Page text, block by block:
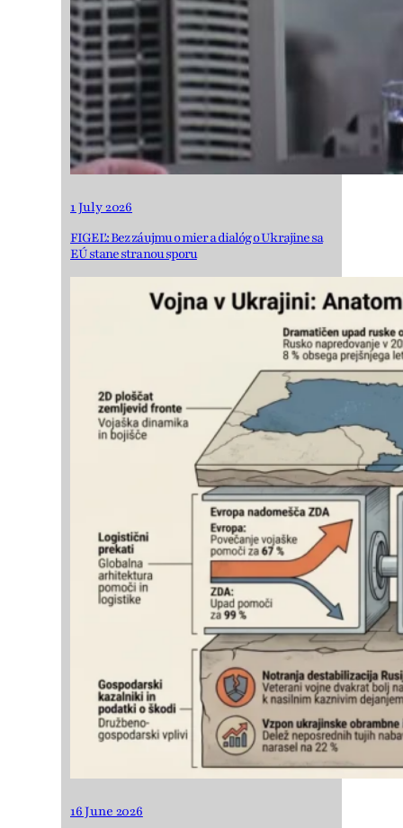
1 July 2026
FIGEĽ: Bez záujmu o mier a dialóg o Ukrajine sa
EÚ stane stranou sporu
16 June 2026